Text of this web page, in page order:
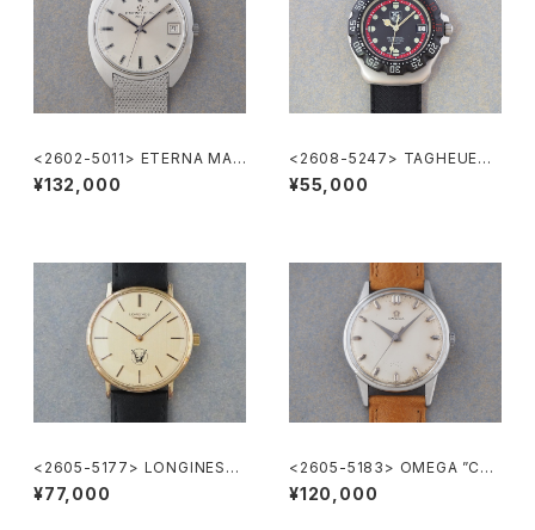
<2602-5011> ETERNA MAT
IC 3003
¥132,000
<2608-5247> TAGHEUER
FORMULA1
¥55,000
<2605-5177> LONGINES
”大正製薬”
¥77,000
<2605-5183> OMEGA ”Cal.
285"
¥120,000